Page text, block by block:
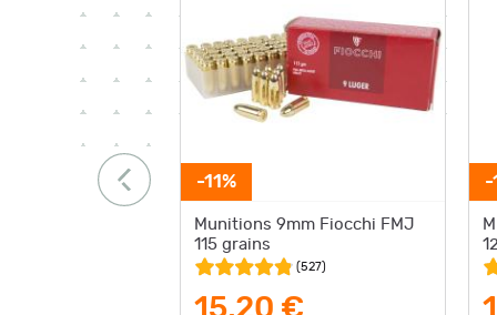
-11%
Munitions 9mm Fiocchi FMJ
115 grains
(527)
-